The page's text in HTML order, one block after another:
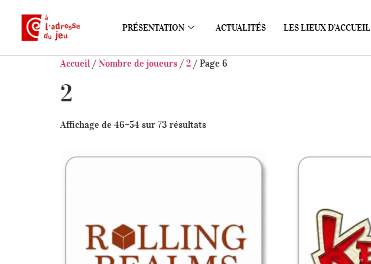
PRÉSENTATION ACTUALITÉS LES LIEUX D’ACCUEIL
Accueil / Nombre de joueurs / 2 / Page 6
2
Affichage de 46–54 sur 73 résultats